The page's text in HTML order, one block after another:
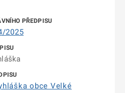
2025
obce Velké